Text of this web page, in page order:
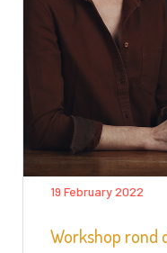
19 February 2022
Workshop rond